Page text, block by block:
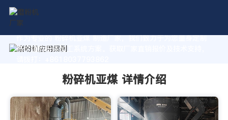
作为专业的 粉碎机亚煤 制造厂家，我们致力于为您量身定制
高价值的粉体加工系统方案。获取厂家直销报价及技术支持，
粉碎机亚煤 详情介绍